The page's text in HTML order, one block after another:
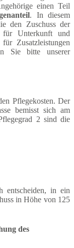
einen Teil
. In diesem
den Zuschuss der
für Unterkunft und
Zusatzleistungen
Sie bitte unserer
Pflegekosten. Der
bemisst sich am
2 sind die
entscheiden, in ein
in Höhe von 125
des